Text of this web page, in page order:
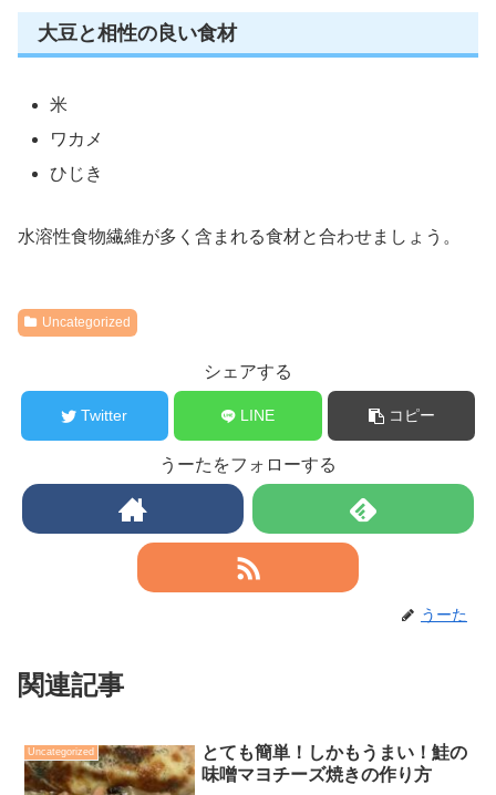
大豆と相性の良い食材
米
ワカメ
ひじき
水溶性食物繊維が多く含まれる食材と合わせましょう。
Uncategorized
シェアする
Twitter LINE コピー
うーたをフォローする
うーた
関連記事
Uncategorized
とても簡単！しかもうまい！鮭の
味噌マヨチーズ焼きの作り方